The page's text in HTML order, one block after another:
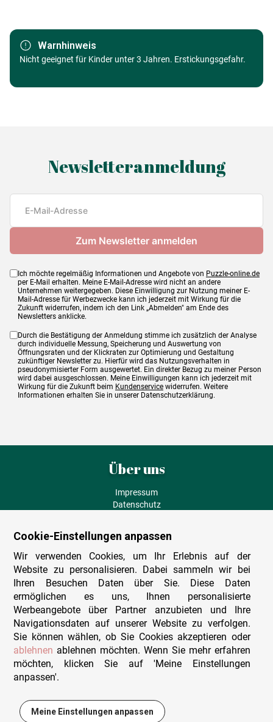
Marke Trefl
Kategorie
Puzzle PKW, LKW und
5900511376128
Warnhinweis
Nicht geeignet für Kinder unter 3 Jahren. Erstickungsgefahr.
Newsletteranmeldung
Ich möchte regelmäßig Informationen und Angebote von Puzzle-online.de
per E-Mail erhalten. Meine E-Mail-Adresse wird nicht an andere
Unternehmen weitergegeben. Diese Einwilligung zur Nutzung meiner E-
Mail-Adresse für Werbezwecke kann ich jederzeit mit Wirkung für die
Zukunft widerrufen, indem ich den Link „Abmelden" am Ende des
Newsletters anklicke.
Durch die Bestätigung der Anmeldung stimme ich zusätzlich der Analyse
durch individuelle Messung, Speicherung und Auswertung von
Öffnungsraten und der Klickraten zur Optimierung und Gestaltung
zukünftiger Newsletter zu. Hierfür wird das Nutzungsverhalten in
pseudonymisierter Form ausgewertet. Ein direkter Bezug zu meiner Person
wird dabei ausgeschlossen. Meine Einwilligungen kann ich jederzeit mit
Wirkung für die Zukunft beim Kundenservice widerrufen. Weitere
Informationen erhalten Sie in unserer Datenschutzerklärung.
Über uns
Impressum
Datenschutz
Versand und Lieferung
Zahlungsarten
Herstellungsland
Widerruf
Sitemap
Beratung & Support
Wir sind persönlich erreichbar
+49 (0)341 4912 210
Kontakt-Formular
Cookie-Einstellungen anpassen
Wir verwenden Cookies, um Ihr Erlebnis auf der
Website zu personalisieren. Dabei sammeln wir bei
Ihren Besuchen Daten über Sie. Diese Daten
ermöglichen es uns, Ihnen personalisierte
Werbeangebote über Partner anzubieten und Ihre
Navigationsdaten auf unserer Website zu verfolgen.
Sie können wählen, ob Sie Cookies akzeptieren oder
ablehnen ablehnen möchten. Wenn Sie mehr erfahren
möchten, klicken Sie auf 'Meine Einstellungen
anpassen'.
Meine Einstellungen anpassen